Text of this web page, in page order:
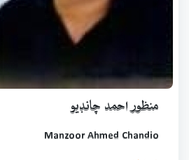
منظور احمد چانڊيو
Manzoor Ahmed Chandio